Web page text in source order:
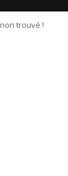
trouvé !